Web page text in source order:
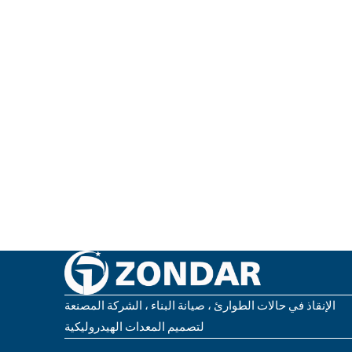
الإنقاذ في حالات الطوارئ ، صيانة البناء ، الشركة المصنعة
لتصميم المعدات الهيدروليكية